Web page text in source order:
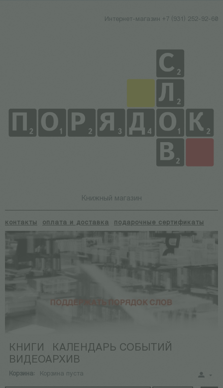
Интернет-магазин +7 (931) 252-92-60
Книжный магазин
контакты оплата и доставка подарочные сертификаты
КНИГИ
КАЛЕНДАРЬ СОБЫТИЙ
ВИДЕОАРХИВ
Корзина: Корзина пуста